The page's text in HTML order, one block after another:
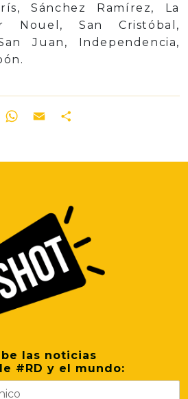
Sánchez Ramírez, La
Nouel, San Cristóbal,
Juan, Independencia,
FacebookWhatsApp
Email
las noticias
#RD y el mundo: